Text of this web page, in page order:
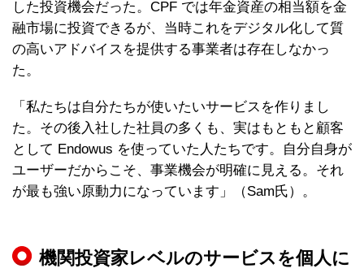
した投資機会だった。CPF では年金資産の相当額を金
融市場に投資できるが、当時これをデジタル化して質
の高いアドバイスを提供する事業者は存在しなかっ
た。
「私たちは自分たちが使いたいサービスを作りまし
た。その後入社した社員の多くも、実はもともと顧客
として Endowus を使っていた人たちです。自分自身が
ユーザーだからこそ、事業機会が明確に見える。それ
が最も強い原動力になっています」（Sam氏）。
機関投資家レベルのサービスを個人に